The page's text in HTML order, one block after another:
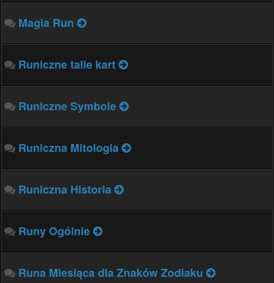
Magia Run
Runiczne talie kart
Runiczne Symbole
Runiczna Mitologia
Runiczna Historia
Runy Ogólnie
Runa Miesiąca dla Znaków Zodiaku